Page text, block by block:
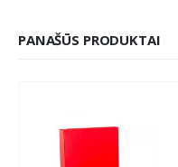
PANAŠŪS PRODUKTAI